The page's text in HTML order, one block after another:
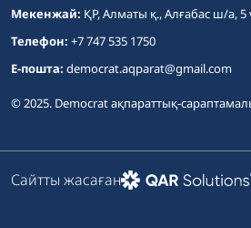
Мекенжай: ҚР, Алматы қ., Алғабас ш/а, 5
Телефон: +7 747 535 1750
E-пошта: democrat.aqparat@gmail.com
© 2025. Democrat ақпараттық-
Сайтты жасаған